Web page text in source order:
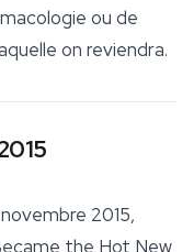
ou de
on reviendra.
2015,
the Hot New